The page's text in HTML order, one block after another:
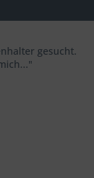
gesucht.